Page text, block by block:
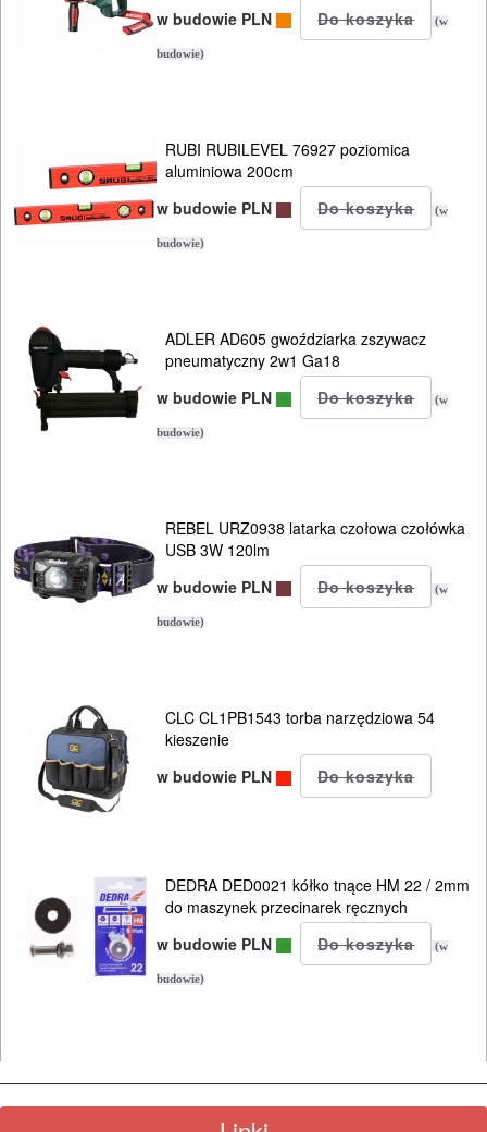
BHP
OGRODNICZE
NARZĘDZIA
MYJKI
CIŚNIENIOWE
w budowie PLN
(w
budowie)
RUBI RUBILEVEL 76927 poziomica
aluminiowa 200cm
w budowie PLN
(w
budowie)
ADLER AD605 gwoździarka zszywacz
pneumatyczny 2w1 Ga18
w budowie PLN
(w
budowie)
REBEL URZ0938 latarka czołowa czołówka
USB 3W 120lm
w budowie PLN
(w
budowie)
CLC CL1PB1543 torba narzędziowa 54
kieszenie
w budowie PLN
DEDRA DED0021 kółko tnące HM 22 / 2mm
do maszynek przecinarek ręcznych
w budowie PLN
(w
budowie)